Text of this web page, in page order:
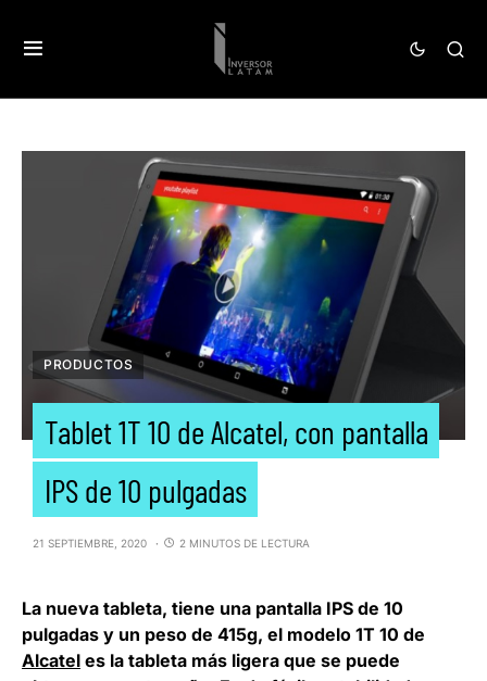
PRODUCTOS
Tablet 1T 10 de Alcatel, con pantalla
IPS de 10 pulgadas
21 SEPTIEMBRE, 2020 2 MINUTOS DE LECTURA
La nueva tableta, tiene una pantalla IPS de 10
pulgadas y un peso de 415g, el modelo 1T 10 de
Alcatel es la tableta más ligera que se puede